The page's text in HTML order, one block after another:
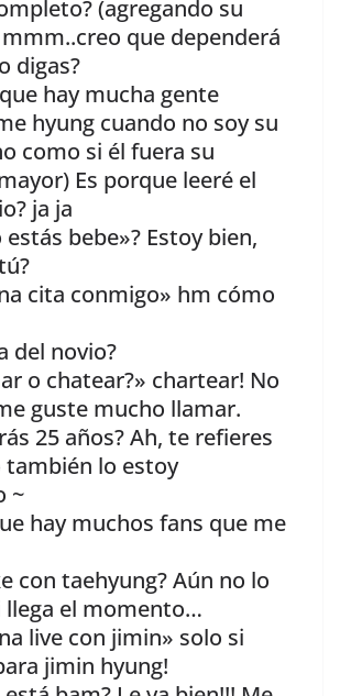
(agregando su
que dependerá
digas?
hay mucha gente
hyung cuando no soy su
como si él fuera su
Es porque leeré el
ja ja
estás bebe»? Estoy bien,
cita conmigo» hm cómo
del novio?
o chatear?» chartear! No
guste mucho llamar.
25 años? Ah, te refieres
también lo estoy
~
hay muchos fans que me
con taehyung? Aún no lo
llega el momento…
live con jimin» solo si
jimin hyung!